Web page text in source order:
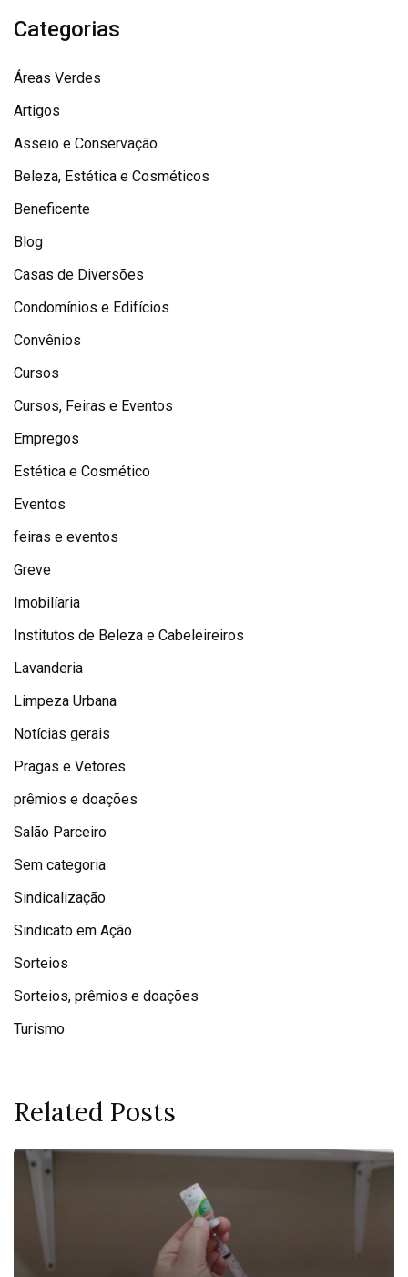
Categorias
Áreas Verdes
Artigos
Asseio e Conservação
Beleza, Estética e Cosméticos
Beneficente
Blog
Casas de Diversões
Condomínios e Edifícios
Convênios
Cursos
Cursos, Feiras e Eventos
Empregos
Estética e Cosmético
Eventos
feiras e eventos
Greve
Imobilíaria
Institutos de Beleza e Cabeleireiros
Lavanderia
Limpeza Urbana
Notícias gerais
Pragas e Vetores
prêmios e doações
Salão Parceiro
Sem categoria
Sindicalização
Sindicato em Ação
Sorteios
Sorteios, prêmios e doações
Turismo
Related Posts